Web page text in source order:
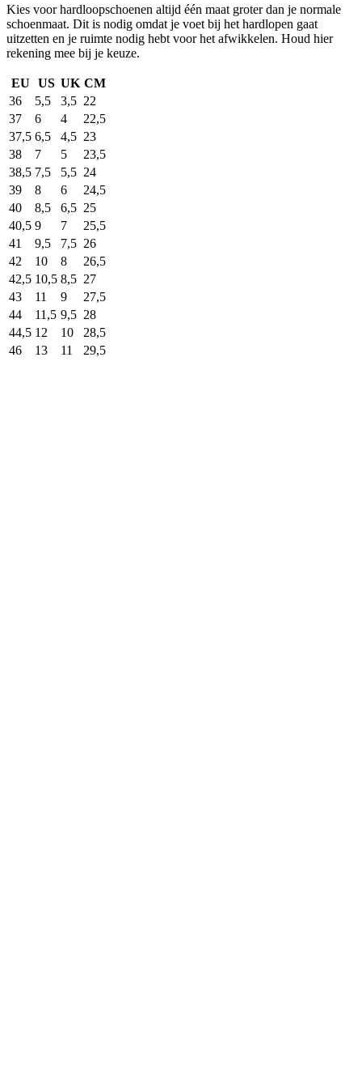
Kies voor hardloopschoenen altijd één maat groter dan je normale
schoenmaat. Dit is nodig omdat je voet bij het hardlopen gaat
uitzetten en je ruimte nodig hebt voor het afwikkelen. Houd hier
rekening mee bij je keuze.
EU US UK CM
36
5,5 3,5 22
37
6 4
22,5
37,5 6,5 4,5 23
38
7 5
23,5
38,5 7,5 5,5 24
39
8 6
24,5
40
8,5 6,5 25
40,5 9 7
25,5
41
9,5 7,5 26
42
10 8
26,5
42,5 10,5 8,5 27
43
11 9
27,5
44
11,5 9,5 28
44,5 12 10
28,5
46
13 11 29,5